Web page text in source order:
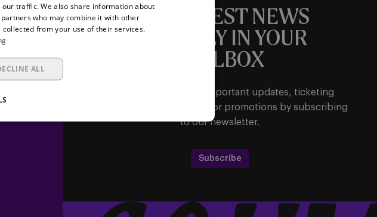
THE LATEST NEWS
DIRECTLY IN YOUR
MAILBOX
Be the first to receive important updates, ticketing
information, shirt releases or promotions by subscribing
to our newsletter.
Subscribe
traffic. We also share information about
who may combine it with other
collected from your use of their services.
ALL